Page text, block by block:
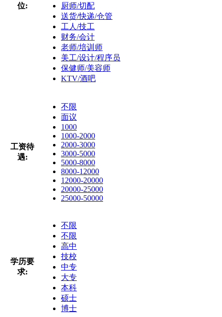
位:
厨师/切配
送货/快递/仓管
工人/技工
财务/会计
老师/培训师
美工/设计/程序员
保健师/美容师
KTV/酒吧
工资待
遇:
不限
面议
1000
1000-2000
2000-3000
3000-5000
5000-8000
8000-12000
12000-20000
20000-25000
25000-50000
学历要
求:
不限
不限
高中
技校
中专
大专
本科
硕士
博士